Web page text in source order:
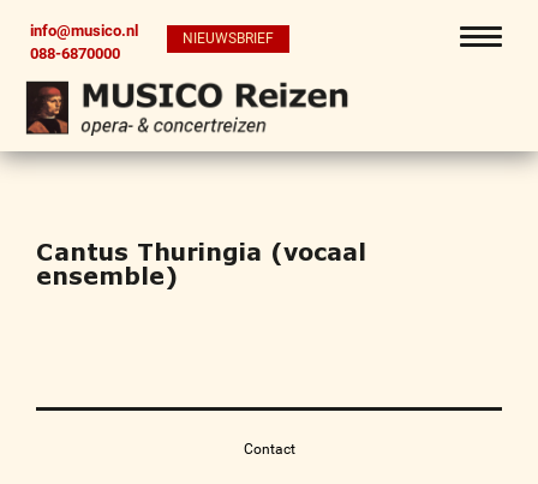
info@musico.nl
088-6870000
NIEUWSBRIEF
Cantus Thuringia (vocaal
ensemble)
Contact